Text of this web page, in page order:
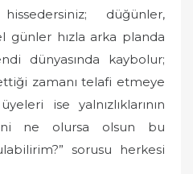
düğünler,
günler hızla arka planda
dünyasında kaybolur;
zamanı telafi etmeye
ise yalnızlıklarının
ne olursa olsun bu
sorusu herkesi